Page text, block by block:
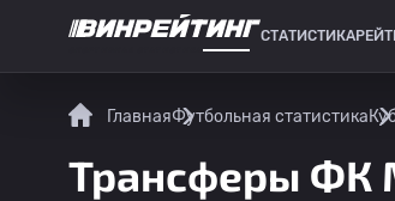
СТАТИСТИКА
ГлавнаяФутбольная статистика
Трансферы ФК